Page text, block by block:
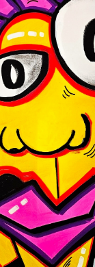
KUNSTNERS DAGBOK